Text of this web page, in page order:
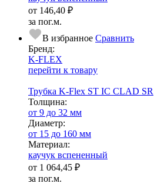
от 146,40 ₽
за пог.м.
В избранное Сравнить
Бренд:
K-FLEX
перейти к товару
Трубка K-Flex ST IС CLAD SR
Тол­щи­на:
от 9 до 32 мм
Диаметр:
от 15 до 160 мм
Ма­­те­­ри­­ал:
каучук вспененный
от 1 064,45 ₽
за пог.м.